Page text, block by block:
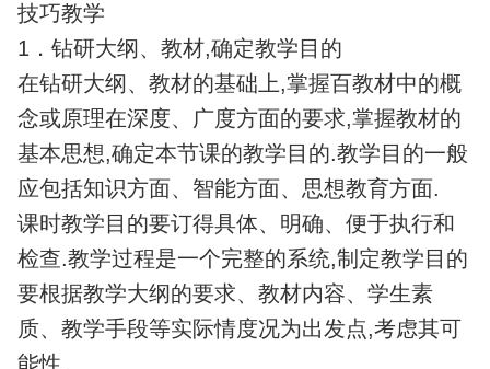
技巧教学
1．钻研大纲、教材,确定教学目的
在钻研大纲、教材的基础上,掌握百教材中的概
念或原理在深度、广度方面的要求,掌握教材的
基本思想,确定本节课的教学目的.教学目的一般
应包括知识方面、智能方面、思想教育方面.
课时教学目的要订得具体、明确、便于执行和
检查.教学过程是一个完整的系统,制定教学目的
要根据教学大纲的要求、教材内容、学生素
质、教学手段等实际情度况为出发点,考虑其可
能性.